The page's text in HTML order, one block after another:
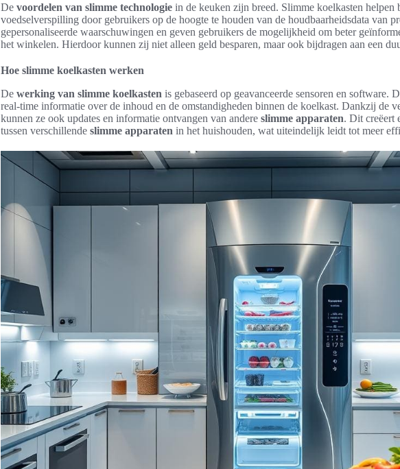
De voordelen van slimme technologie in de keuken zijn breed. Slimme koelkasten helpen
voedselverspilling door gebruikers op de hoogte te houden van de houdbaarheidsdata van
gepersonaliseerde waarschuwingen en geven gebruikers de mogelijkheid om beter
het winkelen. Hierdoor kunnen zij niet alleen geld besparen, maar ook bijdragen aan een
Hoe slimme koelkasten werken
De werking van slimme koelkasten is gebaseerd op geavanceerde sensoren en software.
real-time informatie over de inhoud en de omstandigheden binnen de koelkast. Dankzij de
kunnen ze ook updates en informatie ontvangen van andere slimme apparaten. Dit creëert
tussen verschillende slimme apparaten in het huishouden, wat uiteindelijk leidt tot meer